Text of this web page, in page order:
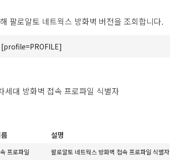
팔로알토 네트웍스 방화벽 버전을 조회합니다.
세대 방화벽 접속 프로파일 식별자
설명
프로파일
팔로알토 네트웍스 방화벽 접속 프로파일 식별자